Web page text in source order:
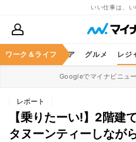
いい仕事は、
ワーク＆ライフ
暮らし ヘルスケア グルメ レジ
Googleでマイナビニュ
レポート
【乗りたーい!】2階建
タヌーンティーしなが